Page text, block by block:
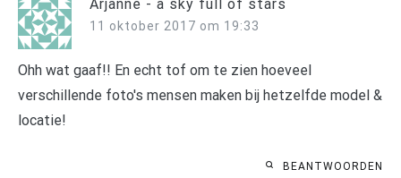
Arjanne - a sky full of stars
11 oktober 2017 om 19:33
Ohh wat gaaf!! En echt tof om te zien hoeveel
verschillende foto's mensen maken bij hetzelfde model &
locatie!
BEANTWOORDEN